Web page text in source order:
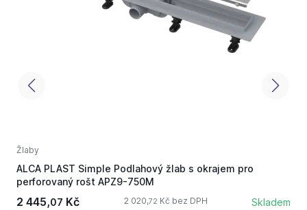
Žlaby
ALCA PLAST Simple Podlahový žlab s okrajem pro
perforovaný rošt APZ9-750M
2 445,07 Kč 2 020,72 Kč bez DPH Skladem